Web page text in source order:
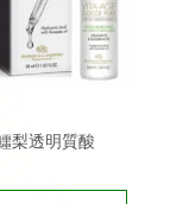
梨透明質酸